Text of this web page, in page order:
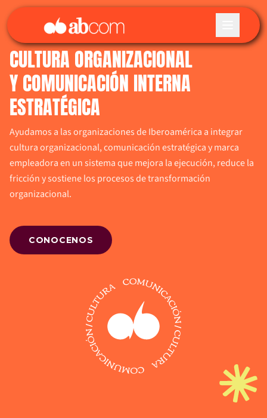
CULTURA ORGANIZACIONAL
Y COMUNICACIÓN INTERNA
ESTRATÉGICA
Ayudamos a las organizaciones de Iberoamérica a integrar
cultura organizacional, comunicación estratégica y marca
empleadora en un sistema que mejora la ejecución, reduce la
fricción y sostiene los procesos de transformación
organizacional.
CONOCENOS